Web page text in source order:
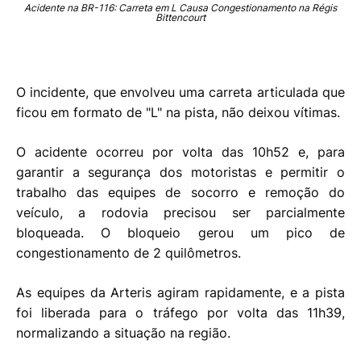
Acidente na BR-116: Carreta em L Causa Congestionamento na Régis
Bittencourt
O incidente, que envolveu uma carreta articulada que
ficou em formato de "L" na pista, não deixou vítimas.
O acidente ocorreu por volta das 10h52 e, para
garantir a segurança dos motoristas e permitir o
trabalho das equipes de socorro e remoção do
veículo, a rodovia precisou ser parcialmente
bloqueada. O bloqueio gerou um pico de
congestionamento de 2 quilômetros.
As equipes da Arteris agiram rapidamente, e a pista
foi liberada para o tráfego por volta das 11h39,
normalizando a situação na região.